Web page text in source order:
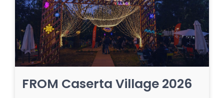
FROM Caserta Village 2026